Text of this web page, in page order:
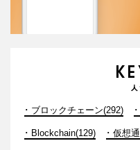
ブロックチェーン(292)
Blockchain(129) 仮想